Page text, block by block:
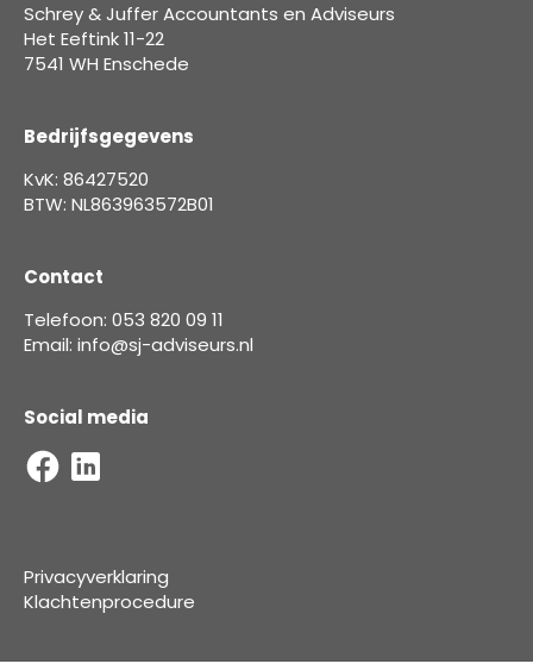
Schrey & Juffer Accountants en Adviseurs
Het Eeftink 11-22
7541 WH Enschede
Bedrijfsgegevens
KvK: 86427520
BTW: NL863963572B01
Contact
Telefoon: 053 820 09 11
Email: info@sj-adviseurs.nl
Social media
Privacyverklaring
Klachtenprocedure